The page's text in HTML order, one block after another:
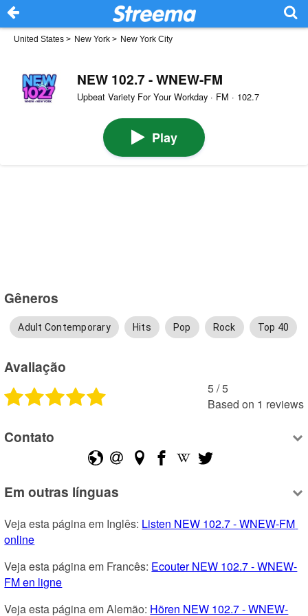
United States > New York > New York City
NEW 102.7 - WNEW-FM
Upbeat Variety For Your Workday · FM · 102.7
Play
Gêneros
Adult Contemporary Hits Pop Rock Top 40
Avaliação
5 /5
Based on 1 reviews
Contato
Em outras línguas
Veja esta página em Inglês: Listen NEW 102.7 - WNEW-FM
online
Veja esta página em Francês: Ecouter NEW 102.7 - WNEW-
FM en ligne
Veja esta página em Alemão: Hören NEW 102.7 - WNEW-